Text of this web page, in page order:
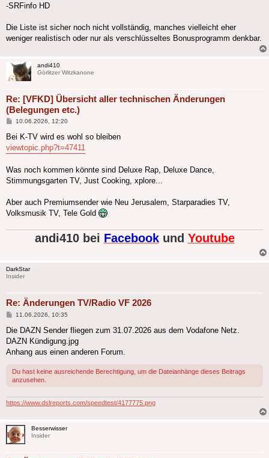
-SRFinfo HD
Die Liste ist sicher noch nicht vollständig, manches vielleicht eher
weniger realistisch oder nur als verschlüsseltes Bonusprogramm denkbar.
andi410
Görlitzer Witzkanone
Re: [VFKD] Übersicht aller technischen Änderungen
(Belegungen etc.)
Beitrag
10.06.2026, 12:20
Bei K-TV wird es wohl so bleiben
viewtopic.php?t=47411
Was noch kommen könnte sind Deluxe Rap, Deluxe Dance,
Stimmungsgarten TV, Just Cooking, xplore...
Aber auch Premiumsender wie Neu Jerusalem, Starparadies TV,
Volksmusik TV, Tele Gold
andi410 bei Facebookund Youtube
DarkStar
Insider
Re: Änderungen TV/Radio VF 2026
Beitrag
11.06.2026, 10:35
Die DAZN Sender fliegen zum 31.07.2026 aus dem Vodafone Netz.
DAZN Kündigung.jpg
Anhang aus einen anderen Forum.
Du hast keine ausreichende Berechtigung, um die Dateianhänge dieses Beitrags
anzusehen.
https://www.dslreports.com/speedtest/4177775.png
Besserwisser
Insider